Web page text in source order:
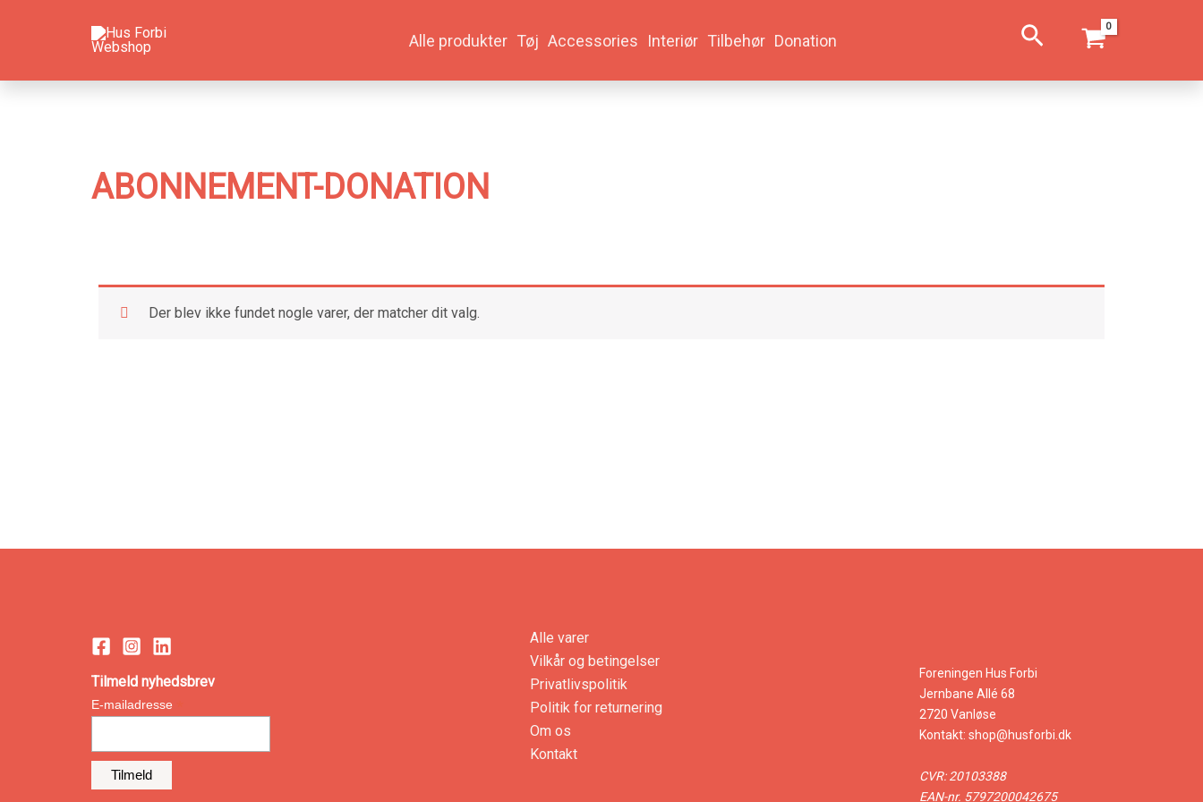
Alle produkter Tøj Accessories Interiør Tilbehør Donation Søg
ABONNEMENT-DONATION
Der blev ikke fundet nogle varer, der matcher dit valg.
Tilmeld nyhedsbrev
E-mailadresse
Alle varer
Vilkår og betingelser
Privatlivspolitik
Politik for returnering
Om os
Kontakt
Foreningen Hus Forbi
Jernbane Allé 68
2720 Vanløse
Kontakt: shop@husforbi.dk
CVR: 20103388
EAN-nr. 5797200042675